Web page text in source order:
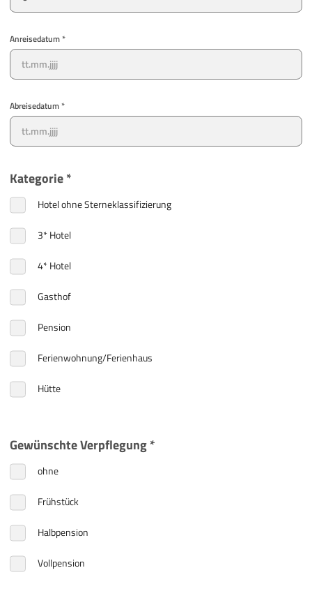
Anreisedatum *
Abreisedatum *
Kategorie *
Hotel ohne Sterneklassifizierung
3* Hotel
4* Hotel
Gasthof
Pension
Ferienwohnung/Ferienhaus
Hütte
Gewünschte Verpflegung *
ohne
Frühstück
Halbpension
Vollpension